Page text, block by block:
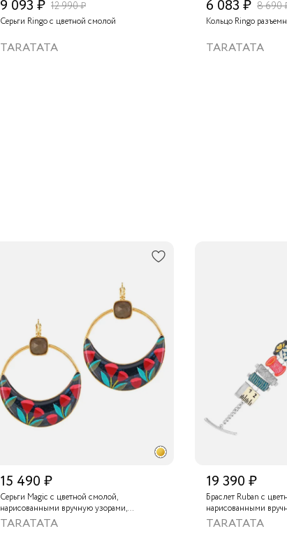
9 093 ₽ 12 990 ₽
Серьги Ringo с цветной смолой
TARATATA
6 083 ₽ 8 690
Кольцо Ringo
TARATATA
15 490 ₽
Серьги Magic с цветной смолой,
нарисованными вручную узорами,
лабрадоритом и металлизированной
крааской
TARATATA
19 390 ₽
Браслет Ruban с
нарисованными
золотой краской
TARATATA